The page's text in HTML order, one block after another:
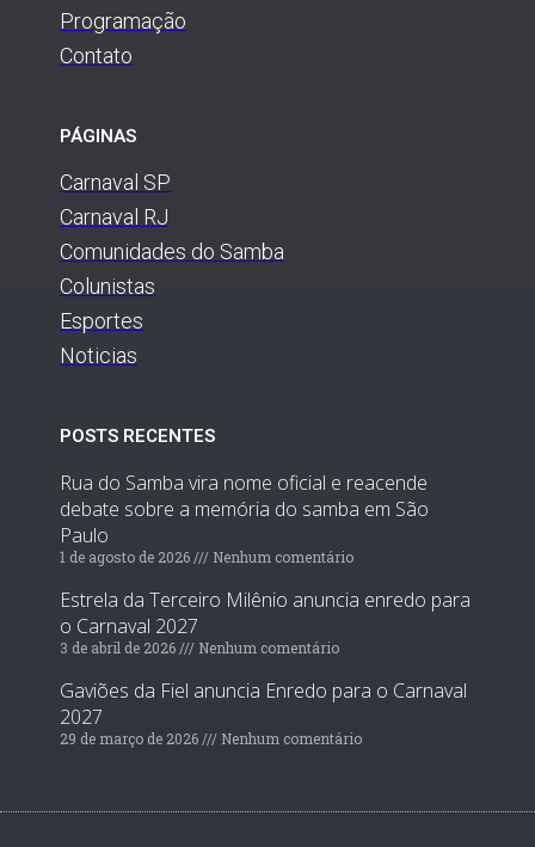
Programação
Contato
PÁGINAS
Carnaval SP
Carnaval RJ
Comunidades do Samba
Colunistas
Esportes
Noticias
POSTS RECENTES
Rua do Samba vira nome oficial e reacende
debate sobre a memória do samba em São
Paulo
1 de agosto de 2026 Nenhum comentário
Estrela da Terceiro Milênio anuncia enredo para
o Carnaval 2027
3 de abril de 2026 Nenhum comentário
Gaviões da Fiel anuncia Enredo para o Carnaval
2027
29 de março de 2026 Nenhum comentário